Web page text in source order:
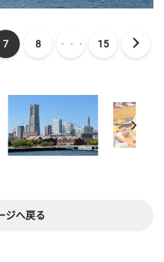
7 8 ・・・ 15
ジへ戻る